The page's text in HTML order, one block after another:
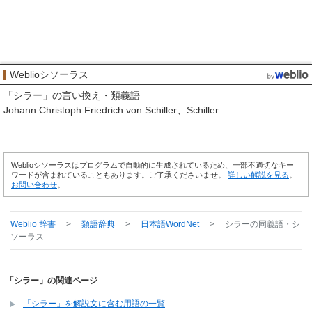
Weblioシソーラス
「シラー 」の言い換え・類義語
Johann Christoph Friedrich von Schiller
Schiller
Weblioシソーラスはプログラムで自動的に生成されているため、一部不適切なキー
ワードが含まれていることもあります。ご了承くださいませ。 詳しい解説を見る
お問い合わせ
Weblio 辞書 > 類語辞典 > 日本語WordNet > シラーの同義語・シ
ソーラス
「シラー」の関連ページ
「シラー」を解説文に含む用語の一覧